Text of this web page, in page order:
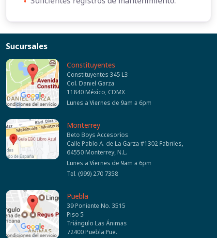
Sucursales
Constituyentes
Constituyentes 345 L3
Col. Daniel Garza
11840 México, CDMX
Lunes a Viernes de 9am a 6pm
Monterrey
Beto Boys Accesorios
Calle Pablo A. de La Garza #1302 Fabriles,
64550 Monterrey, N.L.
Lunes a Viernes de 9am a 6pm
Tel. (999) 270 7358
Puebla
39 Poniente No. 3515
Piso 5
Triángulo Las Ánimas
72400 Puebla Pue.